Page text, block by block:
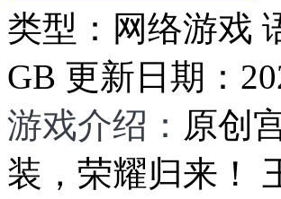
类型： 网络游戏
GB 更新日期：
游戏介绍： 原创
装，荣耀归来！